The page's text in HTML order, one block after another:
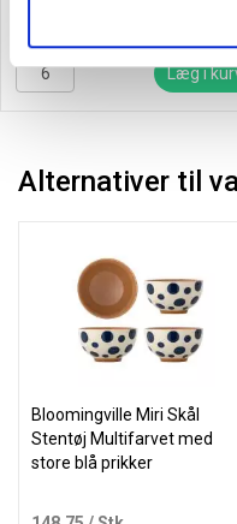
Læg i
Alternativer til
Bloomingville Miri Skål
Stentøj Multifarvet med
store blå prikker